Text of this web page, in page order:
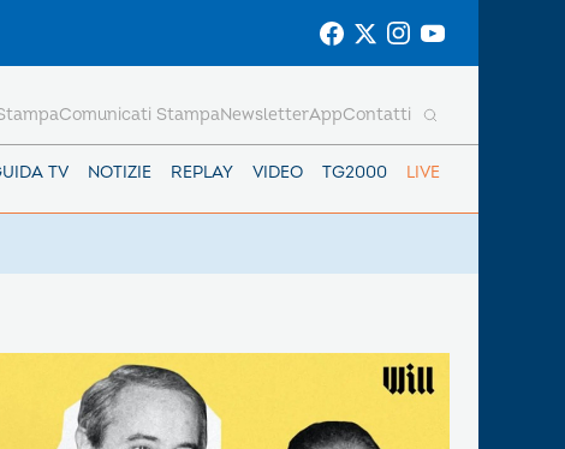
TV NOTIZIE REPLAY VIDEO TG2000 LIVE
Comunicati StampaNewsletterAppContatti